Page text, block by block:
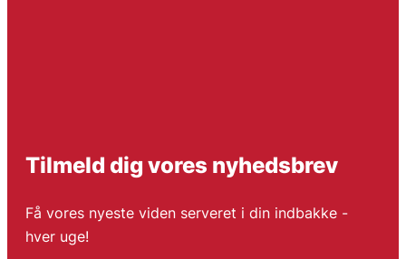
Tilmeld dig vores nyhedsbrev
Få vores nyeste viden serveret i din indbakke -
hver uge!